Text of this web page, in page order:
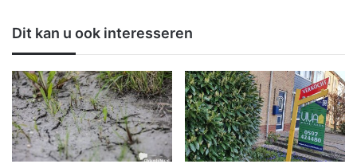
a
a
n
g
e
h
o
u
g
e
w
o
n
d
n
a
Dit kan u ook interesseren